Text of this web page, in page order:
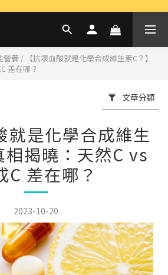
營養 /
【抗壞血酸就是化學合成維生素C？】
差在哪？
文章分類
就是化學合成維生
相揭曉：天然C vs
C 差在哪？
2023-10-20